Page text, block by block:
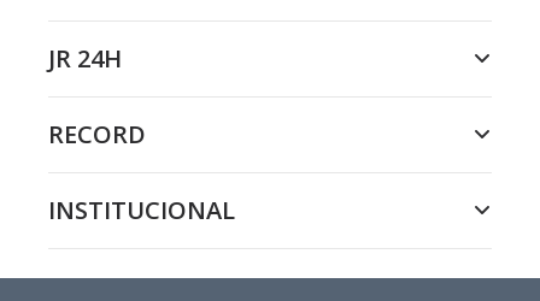
JR 24H
RECORD
INSTITUCIONAL